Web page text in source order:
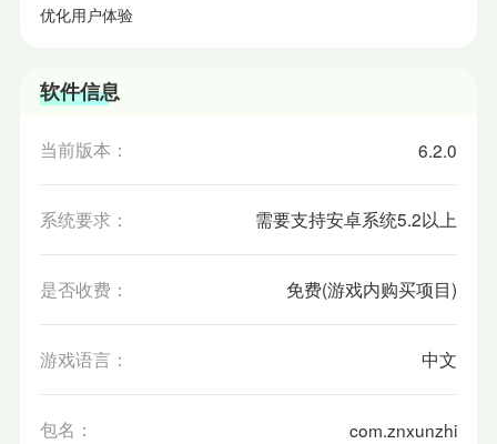
优化用户体验
软件信息
当前版本： 6.2.0
系统要求： 需要支持安卓系统5.2以上
是否收费： 免费(游戏内购买项目)
游戏语言： 中文
包名： com.znxunzhi